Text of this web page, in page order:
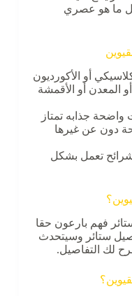
ما هو عصري
أو الأكورديون
أو الأقمشة
واضحة جذابه تمتاز
دون عن غيرها
تعمل بشكل
فهم بارعون حقا
ستائر وسيتحدث
لك التفاصيل.